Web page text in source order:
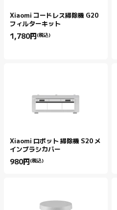
Xiaomi コードレス掃除機 G20
フィルターキット
1,780円 (税込)
Current Price 円1780.00
Xiaomi ロボット 掃除機 S20 メ
インブラシカバー
980円 (税込)
Current Price 円980.00